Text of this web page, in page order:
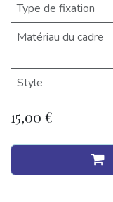
Type de fixation
Matériau du cadre
Style
15,00 €